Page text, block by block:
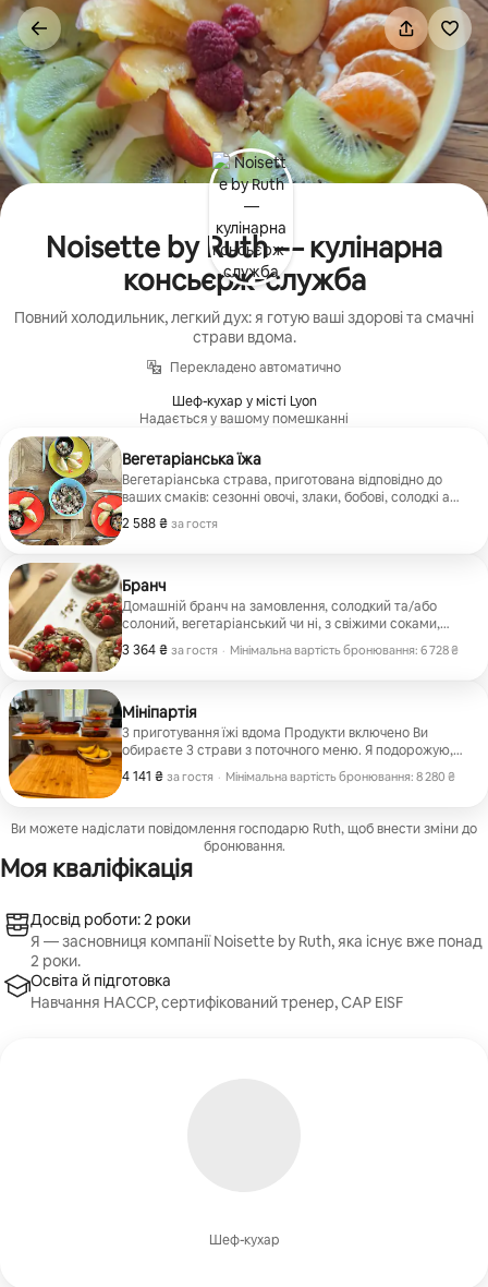
Перейти
до
вмісту
Noisette by Ruth — кулінарна
консьєрж-служба
Повний холодильник, легкий дух: я готую ваші здорові та смачні
страви вдома.
Перекладено автоматично
Шеф-кухар у місті Lyon
Надається у вашому помешканні
Вегетаріанська їжа
Вегетаріанська страва, приготована відповідно до
ваших смаків: сезонні овочі, злаки, бобові, солодкі або
гострі спеції... Я пристосовуюсь до ваших побажань,
щоб запропонувати вам здорову, смачну та повну
2 588 ₴ за гостя
2 588 ₴ за гостя
Бранч
Домашній бранч на замовлення, солодкий та/або
солоний, вегетаріанський чи ні, з свіжими соками,
свіжими стравами, домашнім хлібом, гарячими
стравами... Кожна деталь продумана, щоб
3 364 ₴ за гостя
3 364 ₴ за гостя · Мінімальна вартість бронювання: 6 728 ₴
Мініпартія
3 приготування їжі вдома Продукти включено Ви
обираєте 3 страви з поточного меню. Я подорожую,
щоб надавати послуги в помешканні Airbnb. Усе, що
вам потрібно зробити, це розігріти його! Потрібна
4 141 ₴ за гостя
4 141 ₴ за гостя · Мінімальна вартість бронювання: 8 280 ₴
Ви можете надіслати повідомлення господарю Ruth, щоб внести зміни до
бронювання.
Моя кваліфікація
Шеф-кухар
Досвід роботи: 2 роки
Я — засновниця компанії Noisette by Ruth, яка існує вже понад
2 роки.
Освіта й підготовка
Навчання HACCP, сертифікований тренер, CAP EISF